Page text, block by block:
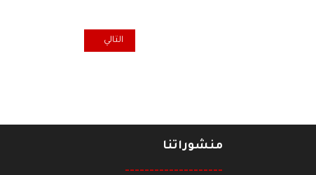
المقال التالي: ابو كاطع.. وقوة
التالي
منشوراتنا
--------------------